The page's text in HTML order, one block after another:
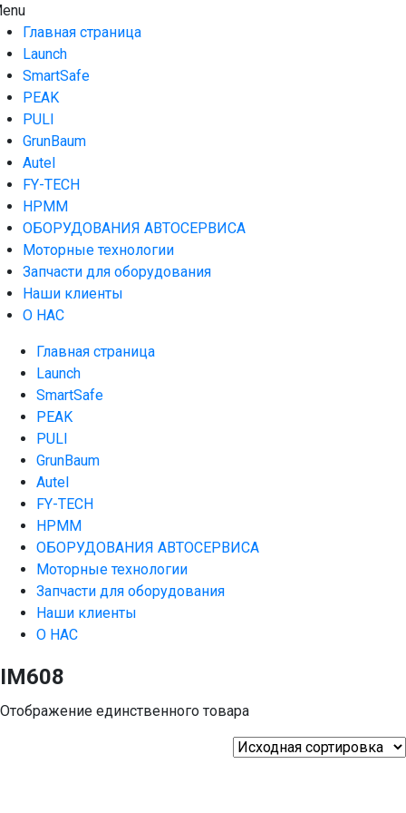
Skip
to
content
AUTO HOUSE
Технологии автосервиса — официальный дистрибьютор
Launch в Армении,Launch Armenia
Главная страница
Launch
SmartSafe
PEAK
PULI
GrunBaum
Autel
FY-TECH
HPMM
ОБОРУДОВАНИЯ АВТОСЕРВИСА
Моторные технологии
Запчасти для оборудования
Наши клиенты
О НАС
Главная страница
Launch
SmartSafe
PEAK
PULI
GrunBaum
Autel
FY-TECH
HPMM
ОБОРУДОВАНИЯ АВТОСЕРВИСА
Моторные технологии
Запчасти для оборудования
Наши клиенты
О НАС
IM608
Отображение единственного товара